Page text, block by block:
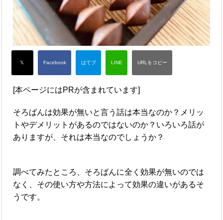
[本ページにはPRが含まれています]
そろばんは効果が無いと言う話は本当なのか？メリッ
トやデメリットがあるのではないのか？いろいろ話が
ありますが、それは本当なのでしょうか？
調べてみたところ、そろばんに全く効果が無いのでは
なく、その使い方や方法によって効果の違いがあるそ
うです。